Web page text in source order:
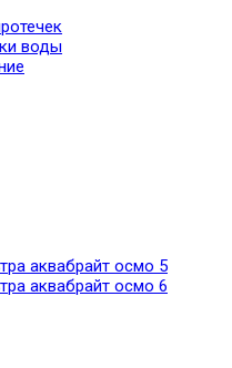
воды
аквабрайт осмо 5
аквабрайт осмо 6